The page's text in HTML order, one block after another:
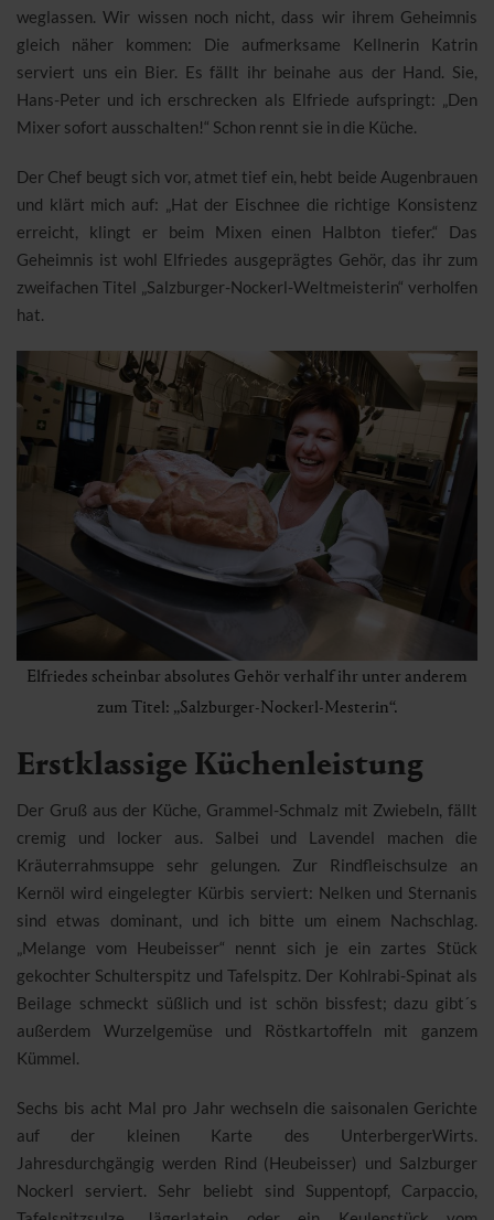
weglassen. Wir wissen noch nicht, dass wir ihrem Geheimnis
gleich näher kommen: Die aufmerksame Kellnerin Katrin
serviert uns ein Bier. Es fällt ihr beinahe aus der Hand. Sie,
Hans-Peter und ich erschrecken als Elfriede aufspringt: „Den
Mixer sofort ausschalten!“ Schon rennt sie in die Küche.
Der Chef beugt sich vor, atmet tief ein, hebt beide Augenbrauen
und klärt mich auf: „Hat der Eischnee die richtige Konsistenz
erreicht, klingt er beim Mixen einen Halbton tiefer.“ Das
Geheimnis ist wohl Elfriedes ausgeprägtes Gehör, das ihr zum
zweifachen Titel „Salzburger-Nockerl-Weltmeisterin“ verholfen
hat.
Elfriedes scheinbar absolutes Gehör verhalf ihr unter anderem
zum Titel: „Salzburger-Nockerl-Mesterin“.
Erstklassige Küchenleistung
Der Gruß aus der Küche, Grammel-Schmalz mit Zwiebeln, fällt
cremig und locker aus. Salbei und Lavendel machen die
Kräuterrahmsuppe sehr gelungen. Zur Rindfleischsulze an
Kernöl wird eingelegter Kürbis serviert: Nelken und Sternanis
sind etwas dominant, und ich bitte um einem Nachschlag.
„Melange vom Heubeisser“ nennt sich je ein zartes Stück
gekochter Schulterspitz und Tafelspitz. Der Kohlrabi-Spinat als
Beilage schmeckt süßlich und ist schön bissfest; dazu gibt´s
außerdem Wurzelgemüse und Röstkartoffeln mit ganzem
Kümmel.
Sechs bis acht Mal pro Jahr wechseln die saisonalen Gerichte
auf der kleinen Karte des UnterbergerWirts.
Jahresdurchgängig werden Rind (Heubeisser) und Salzburger
Nockerl serviert. Sehr beliebt sind Suppentopf, Carpaccio,